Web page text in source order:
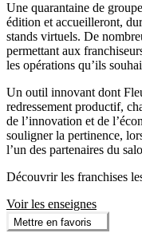
Une quarantaine de
édition et accueilleront,
stands virtuels. De
permettant aux
les opérations qu’ils
Un outil innovant dont
redressement productif,
de l’innovation et de
souligner la pertinence,
l’un des partenaires du
Découvrir les franchises
Voir les enseignes
Mettre en favoris